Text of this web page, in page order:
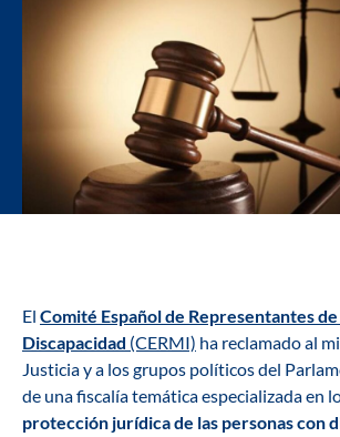
El Comité Español de Representantes
Discapacidad (CERMI) ha reclamado al
Justicia y a los grupos políticos del
de una fiscalía temática especializada en
protección jurídica de las personas con